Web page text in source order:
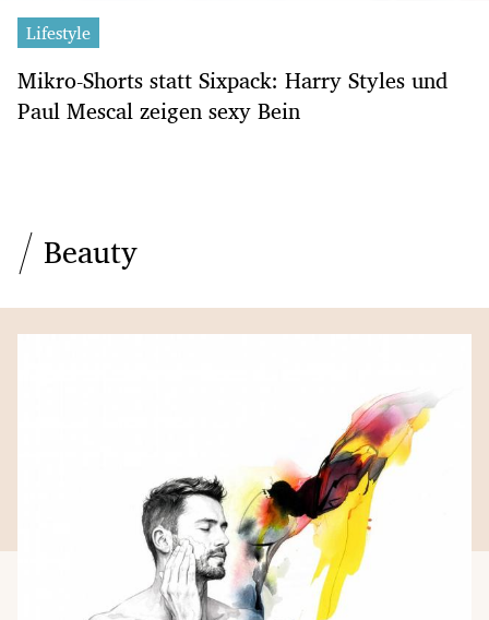
Lifestyle
Mikro-Shorts statt Sixpack: Harry Styles und
Paul Mescal zeigen sexy Bein
Beauty